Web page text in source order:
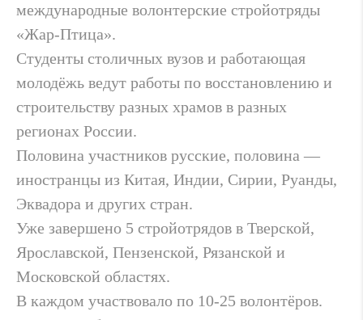
международные волонтерские стройотряды
«Жар-Птица».
Студенты столичных вузов и работающая
молодёжь ведут работы по восстановлению и
строительству разных храмов в разных
регионах России.
Половина участников русские, половина —
иностранцы из Китая, Индии, Сирии, Руанды,
Эквадора и других стран.
Уже завершено 5 стройотрядов в Тверской,
Ярославской, Пензенской, Рязанской и
Московской областях.
В каждом участвовало по 10-25 волонтёров.